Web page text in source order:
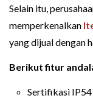
Selain itu,
memperkenalkan
yang dijual dengan
Berikut fitur
Sertifikasi